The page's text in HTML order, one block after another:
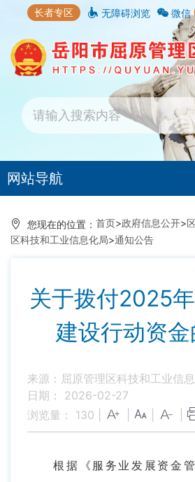
长者专区 无障碍浏览 微信
网站导航
您现在的位置： 首页>政府信息公开>
区科技和工业信息化局>通知公告
关于拨付2025
建设行动资
来源：屈原管理区科技和工业信
日期： 2026-02-27
浏览量： 130
根据《服务业发展资金管